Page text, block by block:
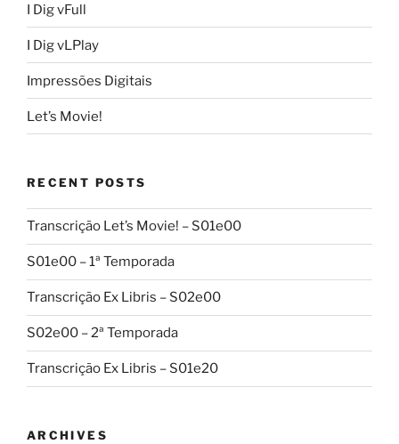
I Dig vFull
I Dig vLPlay
Impressões Digitais
Let’s Movie!
RECENT POSTS
Transcrição Let’s Movie! – S01e00
S01e00 – 1ª Temporada
Transcrição Ex Libris – S02e00
S02e00 – 2ª Temporada
Transcrição Ex Libris – S01e20
ARCHIVES